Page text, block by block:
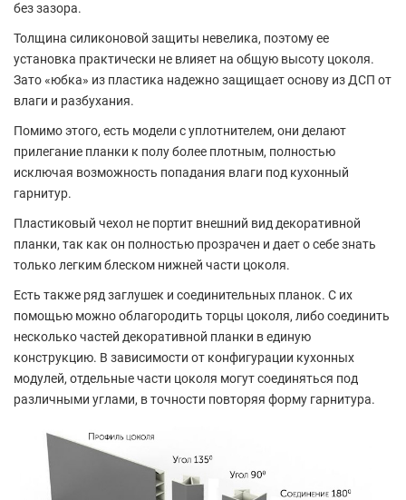
без зазора.
Толщина силиконовой защиты невелика, поэтому ее
установка практически не влияет на общую высоту цоколя.
Зато «юбка» из пластика надежно защищает основу из ДСП от
влаги и разбухания.
Помимо этого, есть модели с уплотнителем, они делают
прилегание планки к полу более плотным, полностью
исключая возможность попадания влаги под кухонный
гарнитур.
Пластиковый чехол не портит внешний вид декоративной
планки, так как он полностью прозрачен и дает о себе знать
только легким блеском нижней части цоколя.
Есть также ряд заглушек и соединительных планок. С их
помощью можно облагородить торцы цоколя, либо соединить
несколько частей декоративной планки в единую
конструкцию. В зависимости от конфигурации кухонных
модулей, отдельные части цоколя могут соединяться под
различными углами, в точности повторяя форму гарнитура.